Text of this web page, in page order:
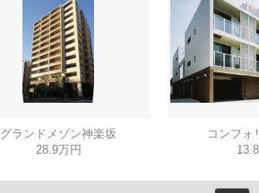
グランドメゾン神楽坂
28.9万円
コンフォ